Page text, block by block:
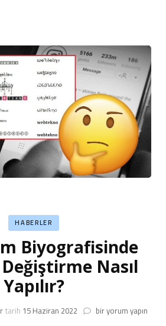
HABERLER
Biyografisinde
Değiştirme Nasıl
Yapılır?
tarih 15 Haziran 2022 Instagram
bir yorum yapın